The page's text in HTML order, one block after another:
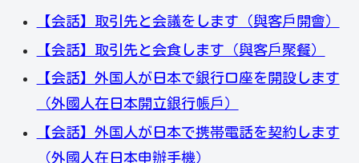
【会話】取引先と会議をします（與客戶開會）
【会話】取引先と会食します（與客戶聚餐）
【会話】外国人が日本で銀行口座を開設します
（外國人在日本開立銀行帳戶）
【会話】外国人が日本で携帯電話を契約します
（外國人在日本申辦手機）